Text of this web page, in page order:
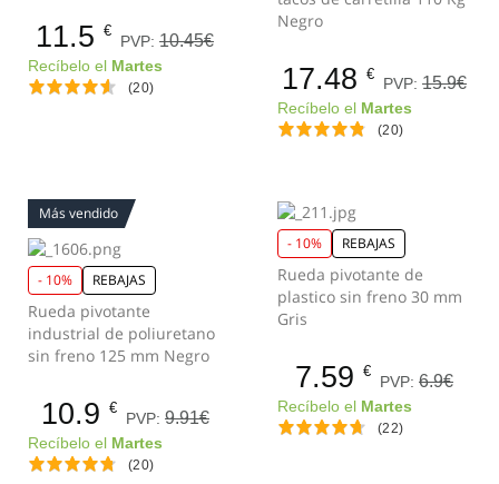
11.5 €
PVP: 10.45€
Recíbelo el Martes
(20)
Negro
17.48 €
PVP: 15.9€
Recíbelo el Martes
(20)
Más vendido
- 10% REBAJAS
Rueda pivotante
industrial de poliuretano
sin freno 125 mm Negro
10.9 €
PVP: 9.91€
Recíbelo el Martes
(20)
- 10% REBAJAS
Rueda pivotante de
plastico sin freno 30 mm
Gris
7.59 €
PVP: 6.9€
Recíbelo el Martes
(22)